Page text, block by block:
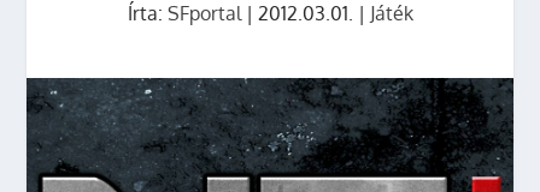
Írta: SFportal| 2012.03.01. | Játék